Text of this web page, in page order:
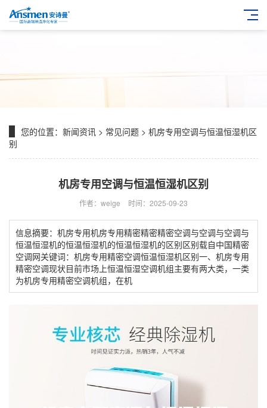
您的位置： 新闻资讯 > 常见问题 > 机房专用空调与恒温恒湿机区
别
机房专用空调与恒温恒湿机区别
作者：weige 时间：2025-09-23
信息摘要：机房专用机房专用精密精密精密空调与空调与空调与
恒温恒湿机的恒温恒湿机的恒温恒湿机的区别区别载自中国精密
空调网关键词：机房专用精密空调恒温恒湿机区别一、机房专用
精密空调现状目前市场上恒温恒湿空调机组主要有两大类，一类
为机房专用精密空调机组，在机